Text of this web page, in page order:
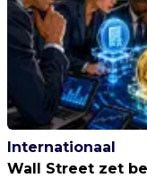
Internationaal
Wall Street zet